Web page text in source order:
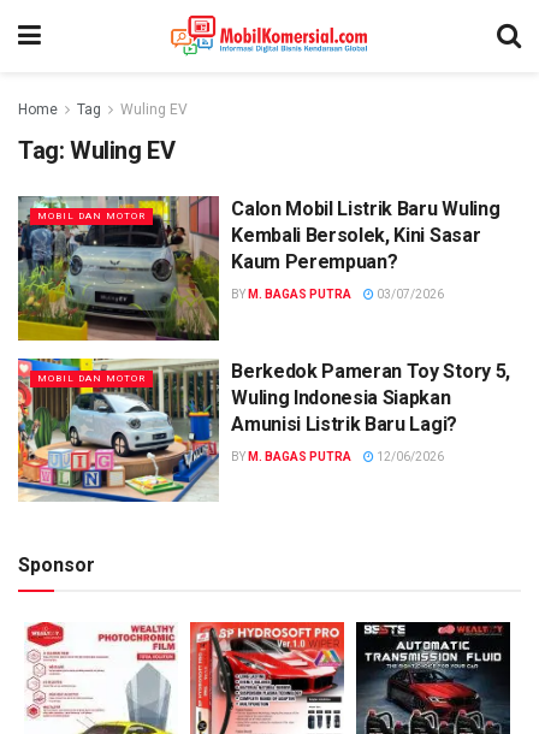
Home Tag Wuling EV
Tag: Wuling EV
MOBIL DAN MOTOR
Calon Mobil Listrik Baru Wuling
Kembali Bersolek, Kini Sasar
Kaum Perempuan?
BY M. BAGAS PUTRA 03/07/2026
MOBIL DAN MOTOR
Berkedok Pameran Toy Story 5,
Wuling Indonesia Siapkan
Amunisi Listrik Baru Lagi?
BY M. BAGAS PUTRA 12/06/2026
Sponsor